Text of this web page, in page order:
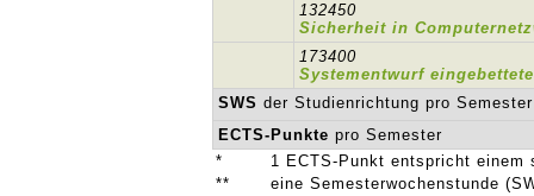
132450
Sicherheit in
173400
Systementwurf
SWS der Studienrichtung pro Semester
ECTS-Punktepro Semester
*
1 ECTS-Punkt entspricht einem
**
eine Semesterwochenstunde